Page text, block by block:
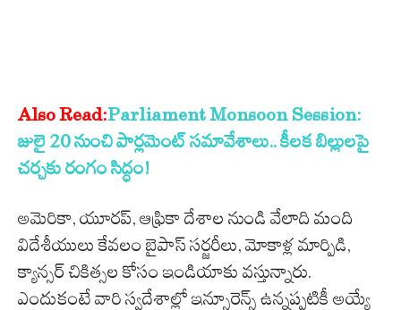
Also Read:Parliament Monsoon Session:
జులై 20 నుంచి పార్లమెంట్ సమావేశాలు.. కీలక బిల్లులపై
చర్చకు రంగం సిద్ధం!
అమెరికా, యూరప్, ఆఫ్రికా దేశాల నుండి వేలాది మంది
విదేశీయులు కేవలం బైపాస్ సర్జరీలు, మోకాళ్ల మార్పిడి,
క్యాన్సర్ చికిత్సల కోసం ఇండియాకు వస్తున్నారు.
ఎందుకంటే వారి స్వదేశాల్లో ఇన్సూరెన్స్ ఉన్నప్పటికీ అయ్యే